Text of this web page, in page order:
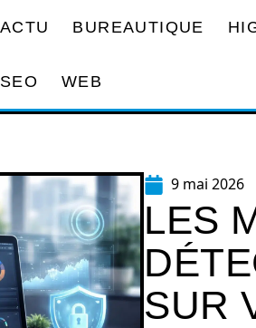
ACTU BUREAUTIQUE
SEO WEB
9 mai 2026
LES
SUR